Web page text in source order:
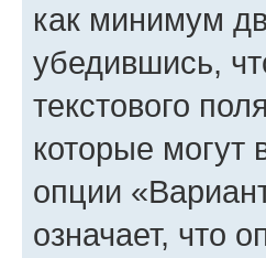
как минимум
убедившись,
текстового
которые могут
опции
означает, что